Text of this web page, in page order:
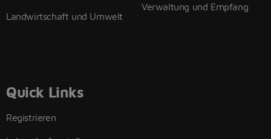
Landwirtschaft und Umwelt
Verwaltung und Empfang
Quick Links
Registrieren